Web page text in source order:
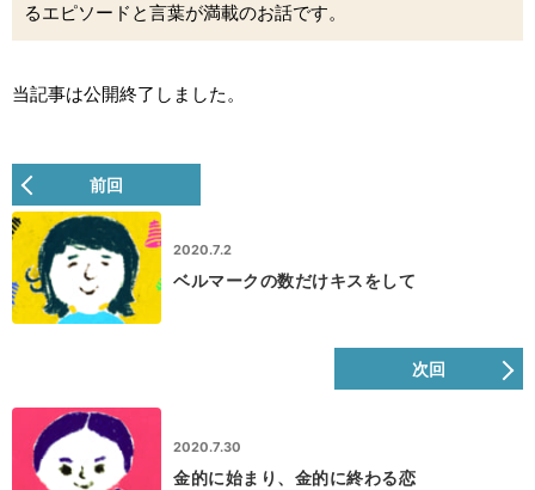
るエピソードと言葉が満載のお話です。
当記事は公開終了しました。
前回
2020.7.2
ベルマークの数だけキスをして
次回
2020.7.30
金的に始まり、金的に終わる恋